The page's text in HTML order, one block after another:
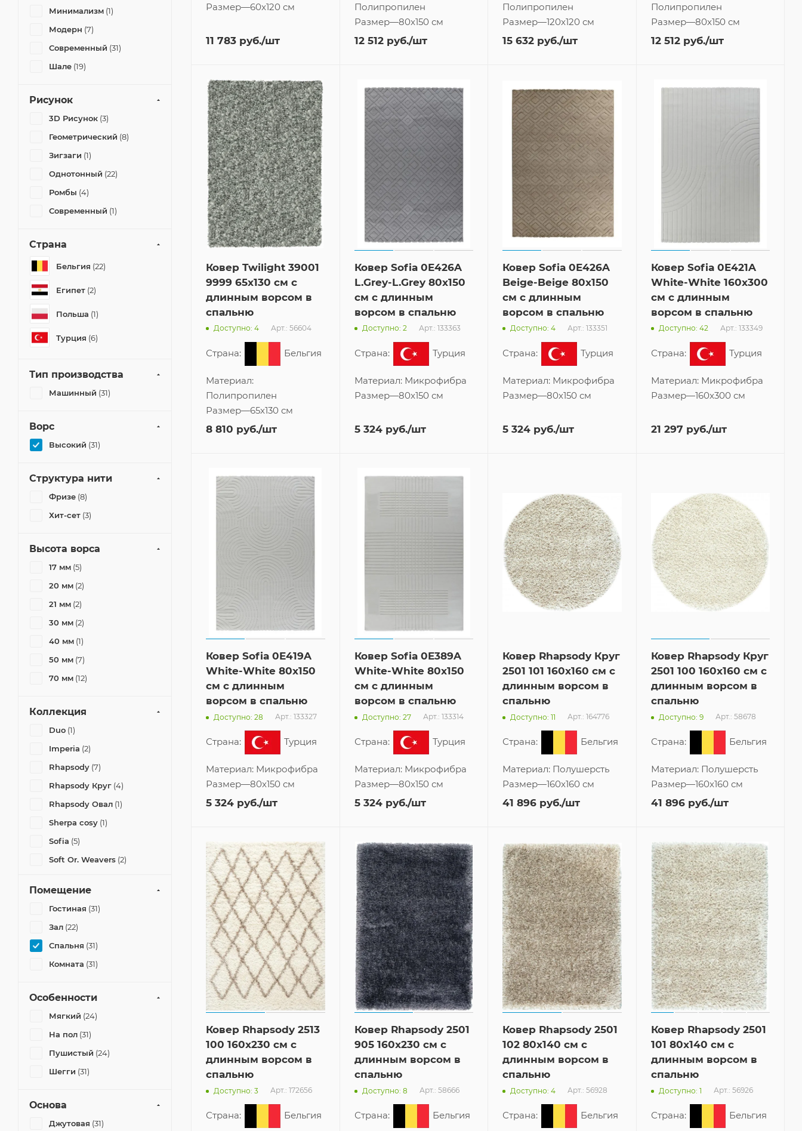
Размер—60x120 см
11 783 руб./шт
Полипропилен
Размер—80x150 см
12 512руб./шт
Полипропилен
Размер—120x120 см
15 632 руб./шт
Полипропилен
Размер—80x150 см
12 512руб./шт
Ковер Twilight 39001
9999 65x130 см с
длинным ворсом в
спальню
Доступно: 4 Арт.: 56604
Страна: Бельгия
Материал:
Полипропилен
Размер—65x130 см
8 810 руб./шт
Ковер Sofia 0E426A
L.Grey-L.Grey 80x150
см с длинным
ворсом в спальню
Доступно: 2 Арт.: 133363
Страна: Турция
Материал: Микрофибра
Размер—80x150 см
5 324руб./шт
Ковер Sofia 0E426A
Beige-Beige 80x150
см с длинным
ворсом в спальню
Доступно: 4 Арт.: 133351
Страна: Турция
Материал: Микрофибра
Размер—80x150 см
5 324 руб./шт
Ковер Sofia 0E421A
White-White 160x300
см с длинным
ворсом в спальню
Доступно: 42 Арт.: 133349
Страна: Турция
Материал: Микрофибра
Размер—160x300 см
21 297 руб./шт
Ковер Sofia 0E419A
White-White 80x150
см с длинным
ворсом в спальню
Доступно: 28 Арт.: 133327
Страна: Турция
Материал: Микрофибра
Размер—80x150 см
5 324 руб./шт
Ковер Sofia 0E389A
White-White 80x150
см с длинным
ворсом в спальню
Доступно: 27 Арт.: 133314
Страна: Турция
Материал: Микрофибра
Размер—80x150 см
5 324руб./шт
Ковер Rhapsody Круг
2501 101 160x160 см с
длинным ворсом в
спальню
Доступно: 11 Арт.: 164776
Страна: Бельгия
Материал: Полушерсть
Размер—160x160 см
41 896 руб./шт
Ковер Rhapsody Круг
2501 100 160x160 см с
длинным ворсом в
спальню
Доступно: 9 Арт.: 58678
Страна: Бельгия
Материал: Полушерсть
Размер—160x160 см
41 896руб./шт
Ковер Rhapsody 2513
100 160x230 см с
длинным ворсом в
спальню
Доступно: 3 Арт.: 172656
Страна: Бельгия
Ковер Rhapsody 2501
905 160x230 см с
длинным ворсом в
спальню
Доступно: 8 Арт.: 58666
Страна: Бельгия
Ковер Rhapsody 2501
102 80x140 см с
длинным ворсом в
спальню
Доступно: 4 Арт.: 56928
Страна: Бельгия
Ковер Rhapsody 2501
101 80x140 см с
длинным ворсом в
спальню
Доступно: 1 Арт.: 56926
Страна: Бельгия
Минимализм (1)
Модерн (7)
Современный (31)
Шале (19)
Рисунок
3D Рисунок (3)
Геометрический (8)
Зигзаги (1)
Однотонный (22)
Ромбы (4)
Современный (1)
Страна
Бельгия (22)
Египет (2)
Польша (1)
Турция (6)
Тип производства
Машинный (31)
Ворс
Высокий (31)
Структура нити
Фризе (8)
Хит-сет (3)
Высота ворса
17 мм (5)
20 мм (2)
21 мм (2)
30 мм (2)
40 мм (1)
50 мм (7)
70 мм (12)
Коллекция
Duo (1)
Imperia (2)
Rhapsody (7)
Rhapsody Круг (4)
Rhapsody Овал (1)
Sherpa cosy (1)
Sofia (5)
Soft Or. Weavers (2)
Twilight Круг
Помещение
Гостиная (31)
Зал (22)
Спальня (31)
Комната (31)
Особенности
Мягкий (24)
На пол (31)
Пушистый (24)
Шегги (31)
Основа
Джутовая (31)